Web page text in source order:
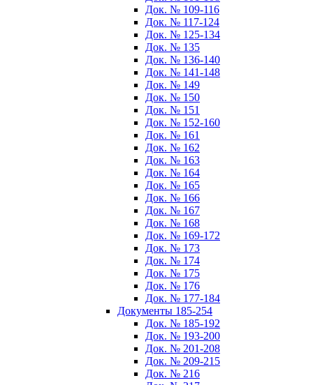
Док. № 109-116
Док. № 117-124
Док. № 125-134
Док. № 135
Док. № 136-140
Док. № 141-148
Док. № 149
Док. № 150
Док. № 151
Док. № 152-160
Док. № 161
Док. № 162
Док. № 163
Док. № 164
Док. № 165
Док. № 166
Док. № 167
Док. № 168
Док. № 169-172
Док. № 173
Док. № 174
Док. № 175
Док. № 176
Док. № 177-184
Документы 185-254
Док. № 185-192
Док. № 193-200
Док. № 201-208
Док. № 209-215
Док. № 216